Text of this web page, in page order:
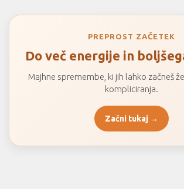
PREPROST ZAČETEK
Do več energije in
Majhne spremembe, ki jih lahko začneš
kompliciranja.
Začni tukaj →